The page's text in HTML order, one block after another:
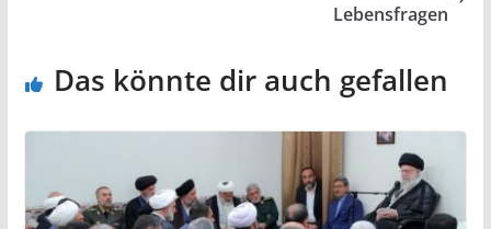
Lebensfragen
Das könnte dir auch gefallen